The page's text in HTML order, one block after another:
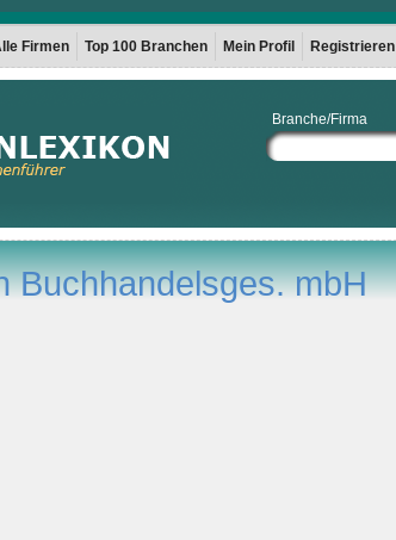
Firmen Top 100 Branchen Mein Profil Registrieren
Branche/Firma
Buchhandelsges. mbH